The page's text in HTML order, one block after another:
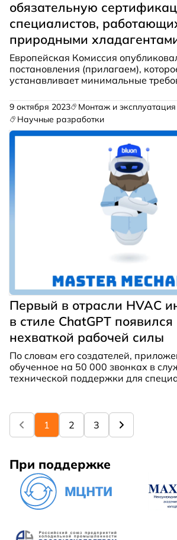
обязательную
специалистов,
природными
Европейская Комиссия
постановления (прилагаем),
устанавливает минимальные
работающих с природными
частности, с CO2 (R744),
аммиаком (R717), а также с ГФУ-
Эти изменения предусматривает
пересмотренный Регламент ЕС по
9 октября 2023
Монтаж и эксплуатация
Научные разработки
Первый в отрасли HVAC
в стиле ChatGPT появился
нехваткой рабочей силы
По словам его создателей,
обученное на 50 000 звонках в
технической поддержки для
1 2 3
При поддержке